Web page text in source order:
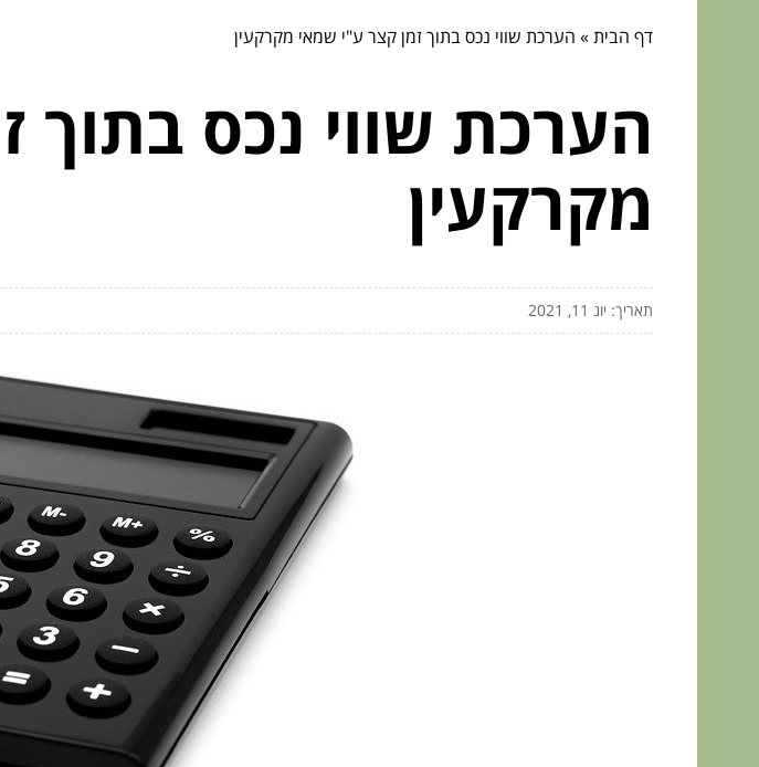
דף הבית» הערכת שווי נכס בתוך זמן קצר ע"י שמאי מקרקעין
הערכת שווי נכס בתוך
מקרקעין
תאריך: יונ 11, 2021